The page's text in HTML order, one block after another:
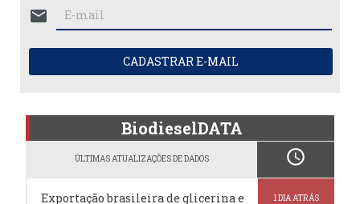
mail
CADASTRAR E-MAIL
BiodieselDATA
ÚLTIMAS ATUALIZAÇÕES DE DADOS schedule
Exportação brasileira de glicerina e
1 DIA ATRÁS